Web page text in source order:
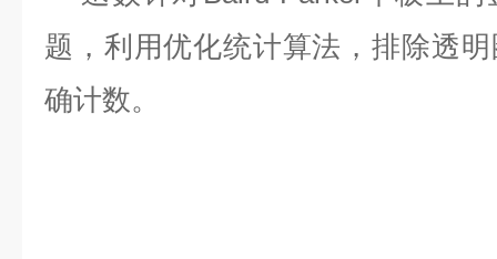
题，利用优化统计算法，排除透
确计数。